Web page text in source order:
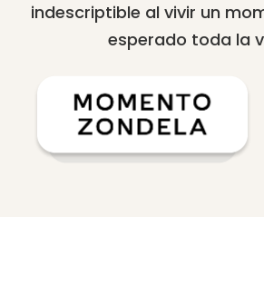
indescriptible al vivir un
esperado toda la